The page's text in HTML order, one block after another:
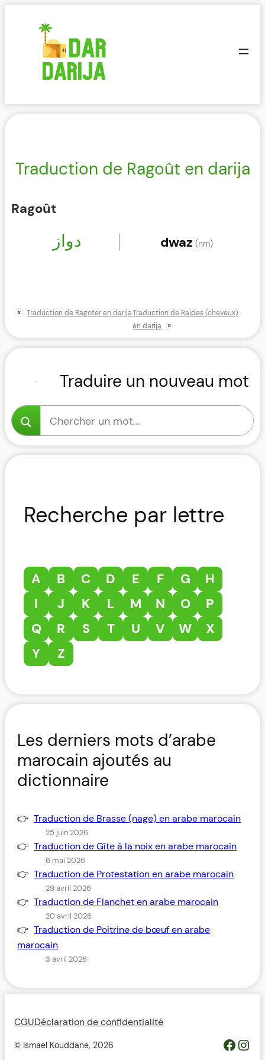
Traduction de Ragoût en darija
Ragoût
دواز dwaz (nm)
« Traduction de Ragoter en darijaTraduction de Raides (cheveux)
en darija
»
Traduire un nouveau mot
Recherche par lettre
A B C D E F G
H
I
J K L M N O
P
Q
R S T U V W
X
Y
Z
Les derniers mots d’arabe
marocain ajoutés au
dictionnaire
Traduction de Brasse (nage) en arabe marocain
25 juin 2026
Traduction de Gîte à la noix en arabe marocain
6 mai 2026
Traduction de Protestation en arabe marocain
29 avril 2026
Traduction de Flanchet en arabe marocain
20 avril 2026
Traduction de Poitrine de bœuf en arabe
marocain
3 avril 2026
CGUDéclaration de confidentialité
© Ismael Kouddane, 2026 https://www.facebook.com/profile.php?id=100093685364119&__cft__[0]=AZWovLDTUsZGvQikhreHbQlM2wwUJXYZcMIQqUCyjo4QRRB9L4ThlW7gKbCbGuz9_6H_Y_jmfsuYI_nC2pEyGg8Z46ODdeAqO0_3dJH3dIcJTw&__tn__=-UC%2CP-R